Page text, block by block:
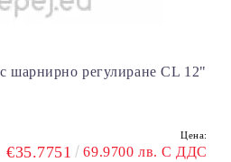
шарнирно регулиране CL 12"
Цена:
€35.7751 69.9700 лв. С ДДС